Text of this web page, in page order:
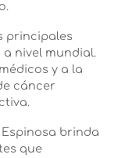
principales
nivel mundial.
y a la
cáncer
Espinosa brinda
que